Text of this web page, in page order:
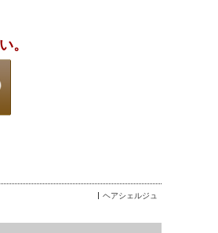
。
ヘアシェルジュ